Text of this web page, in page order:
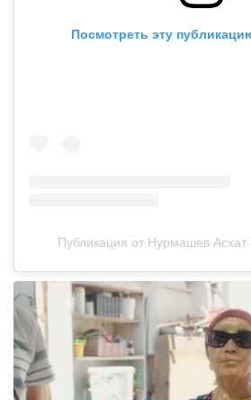
Посмотреть эту
Публикация от Нурмашев